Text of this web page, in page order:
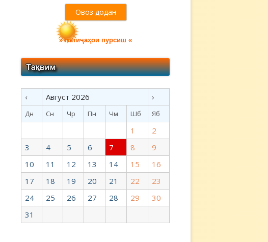
» Натиҷаҳои пурсиш «
‹ Август 2026 ›
Дн Сн Чр Пн Чм Шб Яб
1
2
3
4 5 6 7 8
9
10
11 12 13 14 15
16
17
18 19 20 21 22
23
24
25 26 27 28 29
30
31